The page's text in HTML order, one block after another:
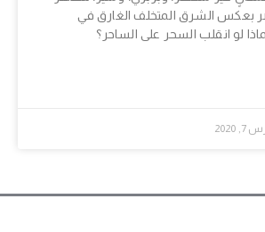
بعكس الشرق المتخلف الغارق في
لو انقلب السحر على الساحر؟
2020